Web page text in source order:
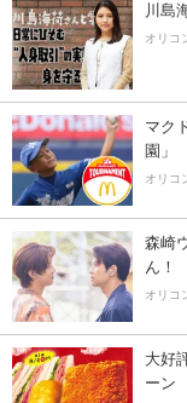
川島
オリコ
マク
園」
オリコ
森崎
ん！
オリコ
大好
ーン